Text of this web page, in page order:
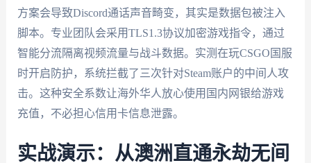
方案会导致Discord通话声音畸变，其实是数据包被注入
脚本。专业团队会采用TLS1.3协议加密游戏指令，通过
智能分流隔离视频流量与战斗数据。实测在玩CSGO国服
时开启防护，系统拦截了三次针对Steam账户的中间人攻
击。这种安全系数让海外华人放心使用国内网银给游戏
充值，不必担心信用卡信息泄露。
实战演示：从澳洲直通永劫无间